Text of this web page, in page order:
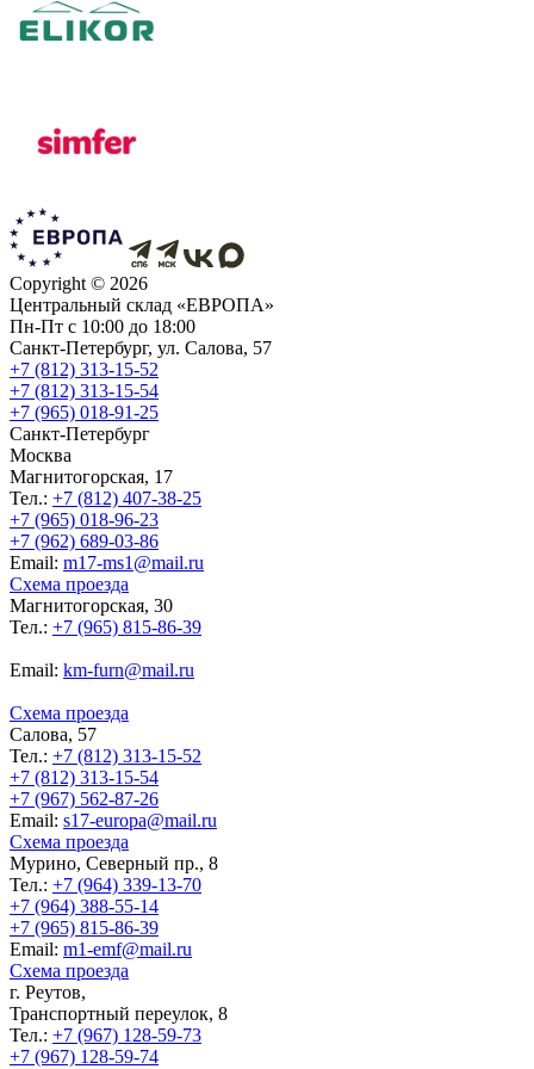
Copyright © 2026
Центральный склад «ЕВРОПА»
Пн-Пт с 10:00 до 18:00
Санкт-Петербург, ул. Салова, 57
+7 (812) 313-15-52
+7 (812) 313-15-54
+7 (965) 018-91-25
Санкт-Петербург
Москва
Магнитогорская, 17
Тел.: +7 (812) 407-38-25
+7 (965) 018-96-23
+7 (962) 689-03-86
Еmail: m17-ms1@mail.ru
Схема проезда
Магнитогорская, 30
Тел.: +7 (965) 815-86-39
Еmail: km-furn@mail.ru
Схема проезда
Салова, 57
Тел.: +7 (812) 313-15-52
+7 (812) 313-15-54
+7 (967) 562-87-26
Еmail: s17-europa@mail.ru
Схема проезда
Мурино, Северный пр., 8
Тел.: +7 (964) 339-13-70
+7 (964) 388-55-14
+7 (965) 815-86-39
Еmail: m1-emf@mail.ru
Схема проезда
г. Реутов,
Транспортный переулок, 8
Тел.: +7 (967) 128-59-73
+7 (967) 128-59-74